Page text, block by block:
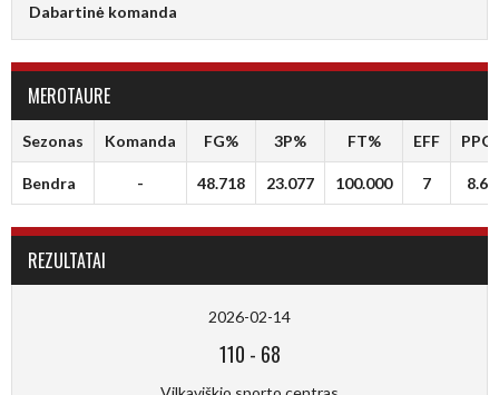
Dabartinė komanda
MEROTAURE
Sezonas Komanda FG% 3P% FT% EFF PPG
Bendra - 48.718 23.077 100.000 7 8.6
REZULTATAI
2026-02-14
110 - 68